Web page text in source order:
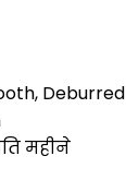
Deburred
महीने